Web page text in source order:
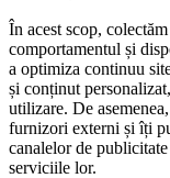
În acest scop,
comportamentul și
a optimiza continuu
și conținut
utilizare. De
furnizori externi și îți
canalelor de
serviciile lor.